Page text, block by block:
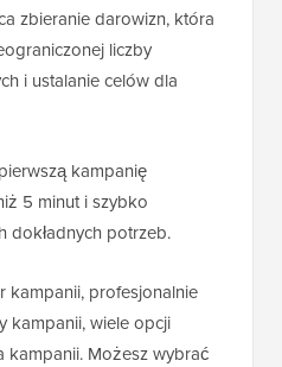
zbieranie darowizn, która
liczby
i ustalanie celów dla
kampanię
5 minut i szybko
dokładnych potrzeb.
kampanii, profesjonalnie
kampanii, wiele opcji
kampanii. Możesz wybrać